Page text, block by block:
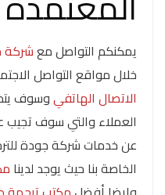
يمكنكم التواصل معشركة
خلال مواقع التواصل
الاتصال الهاتفيوسوف
العملاء والتي سوف
عن خدمات شركة جودة
الخاصة بنا حيث يوجد لدينا